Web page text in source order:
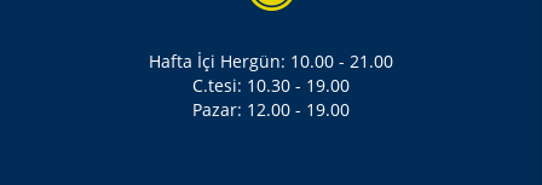
Hafta İçi Hergün: 10.00 - 21.00
C.tesi: 10.30 - 19.00
Pazar: 12.00 - 19.00